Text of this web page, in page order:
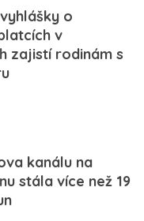
o
v
zajistí rodinám s
kanálu na
stála více než 19